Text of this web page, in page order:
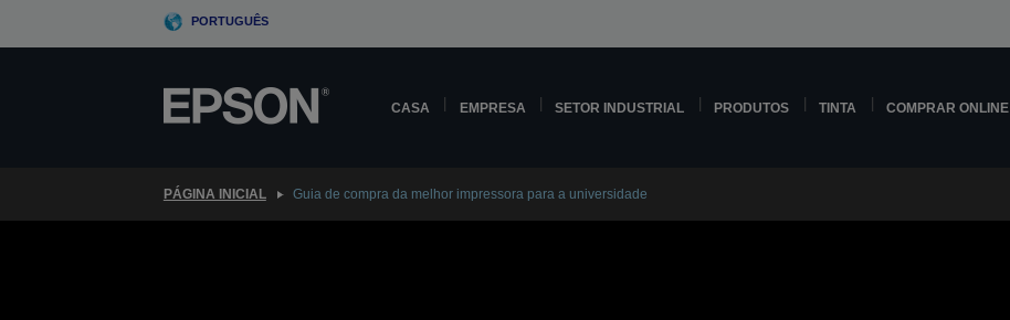
PORTUGUÊS
CASA EMPRESA SETOR INDUSTRIAL PRODUTOS TINTA COMPRAR ONLINE
PÁGINA INICIAL Guia de compra da melhor impressora para a universidade